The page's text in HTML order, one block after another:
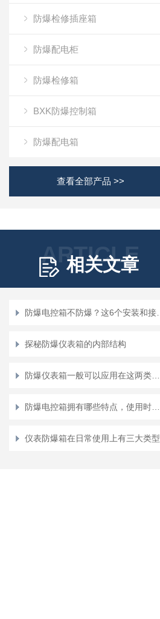
防爆检修插座箱
防爆配电柜
防爆检修箱
BXK防爆控制箱
防爆配电箱
查看全部产品 >>
ARTICLE
相关文章
探秘防爆仪表箱的内部结构
仪表防爆箱在日常使用上有三大类型